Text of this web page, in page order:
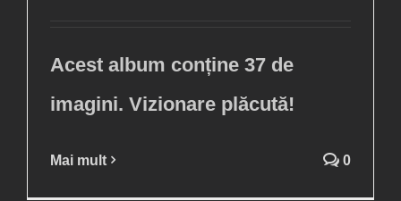
Acest album conține 37 de
imagini. Vizionare plăcută!
Mai mult 0